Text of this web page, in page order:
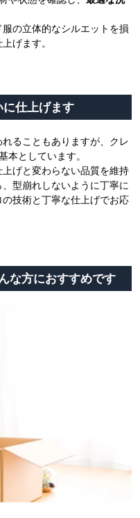
の立体的なシルエットを損
げます。
仕上げます
れることもありますが、クレ
本としています。
げと変わらない品質を維持
型崩れしないように丁寧に
技術と丁寧な仕上げでお応
な方におすすめです